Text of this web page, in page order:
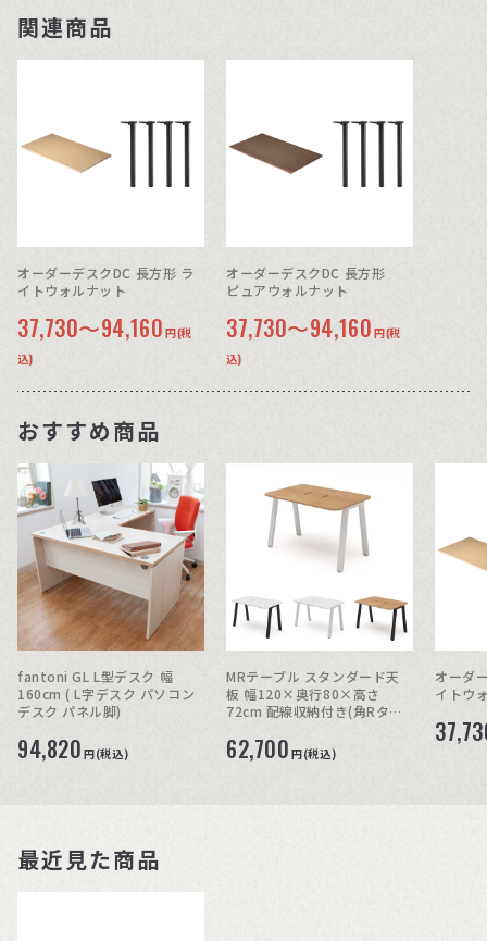
関連商品
オーダーデスクDC 長方形 ラ
イトウォルナット
37,730～94,160 円(税
込)
オーダーデスクDC 長方形
ピュアウォルナット
37,730～94,160 円(税
込)
おすすめ商品
fantoni GL L型デスク 幅
160cm ( L字デスク パソコン
デスク パネル脚)
94,820 円(税込)
MRテーブル スタンダード天
板 幅120×奥行80×高さ
72cm 配線収納付き(角Rタイ
62,700 円(税込)
オーダ
イトウ
最近見た商品